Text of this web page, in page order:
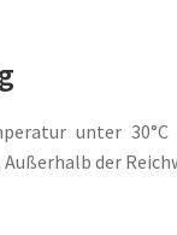
unter
der